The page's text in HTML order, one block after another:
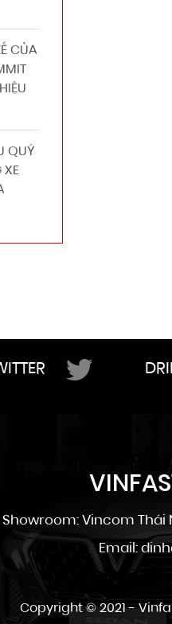
CỦA
QUÝ
XE
Showroom: Vincom Thái
Email:
Copyright © 2021 -